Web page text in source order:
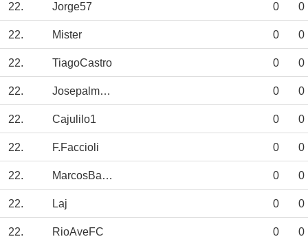
22. Jorge57 0 0
22. Mister 0 0
22. TiagoCastro 0 0
22. Josepalmeira 0 0
22. Cajulilo1 0 0
22. F.Faccioli 0 0
22. MarcosBarreto 0 0
22. Laj 0 0
22. RioAveFC 0 0